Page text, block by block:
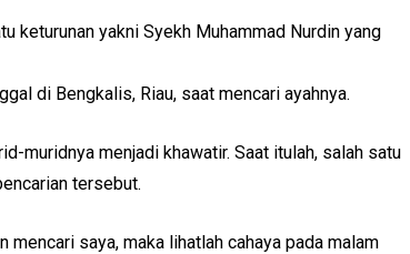
keturunan yakni Syekh Muhammad Nurdin yang
di Bengkalis, Riau, saat mencari ayahnya.
muridnya menjadi khawatir. Saat itulah, salah satu
tersebut.
saya, maka lihatlah cahaya pada malam